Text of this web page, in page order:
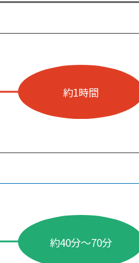
約1時間
約40分～70分